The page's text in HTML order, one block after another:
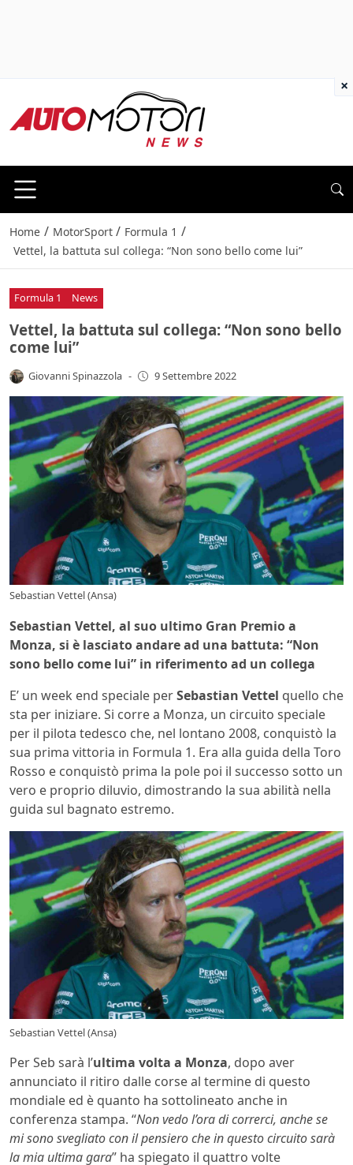
Home / MotorSport / Formula 1 /
Vettel, la battuta sul collega: “Non sono bello come lui”
Formula 1 News
Vettel, la battuta sul collega: “Non sono bello
come lui”
Giovanni Spinazzola - 9 Settembre 2022
Sebastian Vettel (Ansa)
Sebastian Vettel, al suo ultimo Gran Premio a
Monza, si è lasciato andare ad una battuta: “Non
sono bello come lui” in riferimento ad un collega
E’ un week end speciale perSebastian Vettel quello che
sta per iniziare. Si corre a Monza, un circuito speciale
per il pilota tedesco che, nel lontano 2008, conquistò la
sua prima vittoria in Formula 1. Era alla guida della Toro
Rosso e conquistò prima la pole poi il successo sotto un
vero e proprio diluvio, dimostrando la sua abilità nella
guida sul bagnato estremo.
Sebastian Vettel (Ansa)
Per Seb sarà l’ultima volta a Monza, dopo aver
annunciato il ritiro dalle corse al termine di questo
mondiale ed è quanto ha sottolineato anche in
conferenza stampa. “Non vedo l’ora di correrci, anche se
mi sono svegliato con il pensiero che in questo circuito sarà
la mia ultima gara” ha spiegato il quattro volte
×